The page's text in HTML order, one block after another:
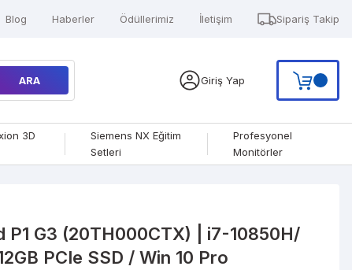
Blog Haberler Ödüllerimiz İletişim Sipariş Takip
ARA Giriş Yap
3D
Siemens NX Eğitim
Setleri
Profesyonel
Monitörler
P1 G3 (20TH000CTX) | i7-10850H/
PCIe SSD / Win 10 Pro